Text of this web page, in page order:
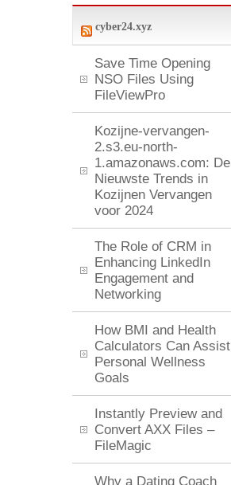
cyber24.xyz
Save Time Opening
NSO Files Using
FileViewPro
Kozijne-vervangen-
2.s3.eu-north-
1.amazonaws.com: De
Nieuwste Trends in
Kozijnen Vervangen
voor 2024
The Role of CRM in
Enhancing LinkedIn
Engagement and
Networking
How BMI and Health
Calculators Can Assist
Personal Wellness
Goals
Instantly Preview and
Convert AXX Files –
FileMagic
Why a Dating Coach